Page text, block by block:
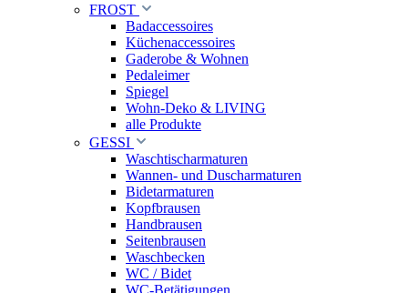
FROST
Badaccessoires
Küchenaccessoires
Gaderobe & Wohnen
Pedaleimer
Spiegel
Wohn-Deko & LIVING
alle Produkte
GESSI
Waschtischarmaturen
Wannen- und Duscharmaturen
Bidetarmaturen
Kopfbrausen
Handbrausen
Seitenbrausen
Waschbecken
WC / Bidet
WC-Betätigungen